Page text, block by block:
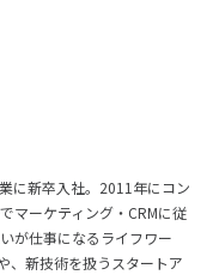
に新卒入社。2011年にコン
マーケティング・CRMに従
が仕事になるライフワー
、新技術を扱うスタートア